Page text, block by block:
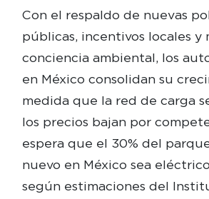
Con el respaldo de nuevas
públicas, incentivos locales y
conciencia ambiental, los
en México consolidan su
medida que la red de carga
los precios bajan por
espera que el 30% del
nuevo en México sea
según estimaciones del